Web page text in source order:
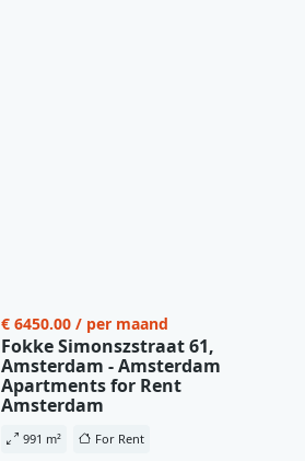
€ 6450.00 / per maand
Fokke Simonszstraat 61,
Amsterdam - Amsterdam
Apartments for Rent
Amsterdam
991 m² For Rent